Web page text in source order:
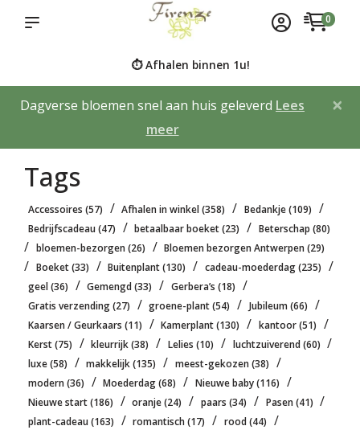
0
⏱️ Afhalen binnen 1u!
Dagverse bloemen snel aan huis geleverd Lees
meer
×
Tags
Accessoires (57) / Afhalen in winkel(358) / Bedankje(109) /
Bedrijfscadeau(47) / betaalbaar boeket(23) / Beterschap (80)
/ bloemen-bezorgen(26) / Bloemen bezorgen Antwerpen(29)
/ Boeket(33) / Buitenplant(130) / cadeau-moederdag(235) /
geel(36) / Gemengd(33) / Gerbera’s (18) /
Gratis verzending(27) / groene-plant(54) / Jubileum(66) /
Kaarsen / Geurkaars (11) / Kamerplant(130) / kantoor(51) /
Kerst(75) / kleurrijk(38) / Lelies (10) / luchtzuiverend(60) /
luxe(58) / makkelijk(135) / meest-gekozen(38) /
modern(36) / Moederdag(68) / Nieuwe baby(116) /
Nieuwe start(186) / oranje(24) / paars (34) / Pasen(41) /
plant-cadeau(163) / romantisch(17) / rood(44) /